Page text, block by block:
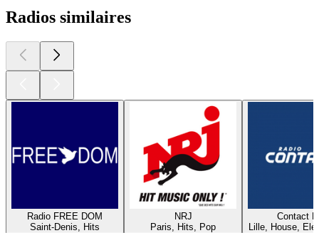
Radios similaires
Radio FREE DOM
Saint-Denis, Hits
NRJ
Paris, Hits, Pop
Contact
Lille, House,